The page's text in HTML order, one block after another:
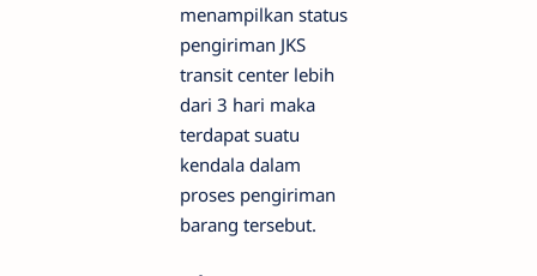
menampilkan status
pengiriman JKS
transit center lebih
dari 3 hari maka
terdapat suatu
kendala dalam
proses pengiriman
barang tersebut.